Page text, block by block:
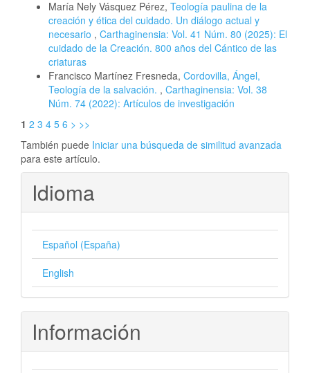
María Nely Vásquez Pérez, Teología paulina de la
creación y ética del cuidado. Un diálogo actual y
necesario , Carthaginensia: Vol. 41 Núm. 80 (2025): El
cuidado de la Creación. 800 años del Cántico de las
criaturas
Francisco Martínez Fresneda, Cordovilla, Ángel,
Teología de la salvación. , Carthaginensia: Vol. 38
Núm. 74 (2022): Artículos de investigación
1 2 3 4 5 6 > >>
También puede Iniciar una búsqueda de similitud avanzada
para este artículo.
Idioma
Español (España)
English
Información